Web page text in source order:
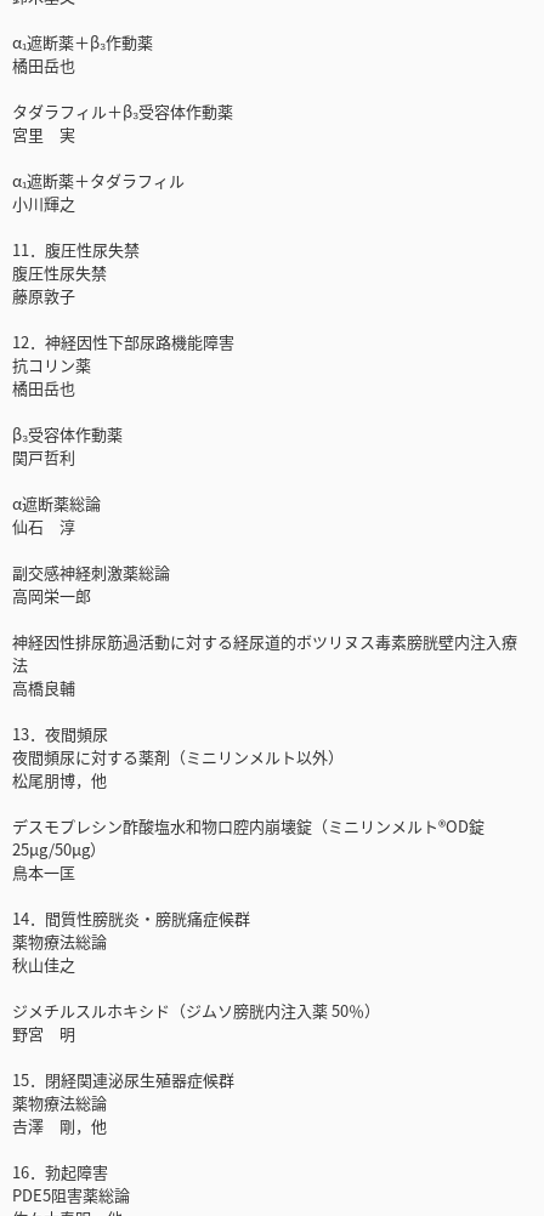
α₁遮断薬＋β₃作動薬
橘田岳也
タダラフィル＋β₃受容体作動薬
宮里 実
α₁遮断薬＋タダラフィル
小川輝之
11．腹圧性尿失禁
腹圧性尿失禁
藤原敦子
12．神経因性下部尿路機能障害
抗コリン薬
橘田岳也
β₃受容体作動薬
関戸哲利
α遮断薬総論
仙石 淳
副交感神経刺激薬総論
高岡栄一郎
神経因性排尿筋過活動に対する経尿道的ボツリヌス毒素膀胱壁内注入療
法
高橋良輔
13．夜間頻尿
夜間頻尿に対する薬剤（ミニリンメルト以外）
松尾朋博，他
デスモプレシン酢酸塩水和物口腔内崩壊錠（ミニリンメルト®OD錠
25μg/50μg）
鳥本一匡
14．間質性膀胱炎・膀胱痛症候群
薬物療法総論
秋山佳之
ジメチルスルホキシド（ジムソ膀胱内注入薬 50％）
野宮 明
15．閉経関連泌尿生殖器症候群
薬物療法総論
𠮷澤 剛，他
16．勃起障害
PDE5阻害薬総論